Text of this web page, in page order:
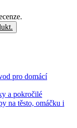
pro domácí
a pokročilé
na těsto, omáčku i